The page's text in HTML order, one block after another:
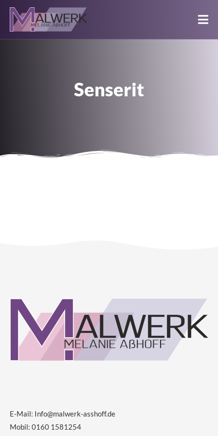
Senserit
E-Mail: Info@malwerk-asshoff.de
Mobil: 0160 1581254